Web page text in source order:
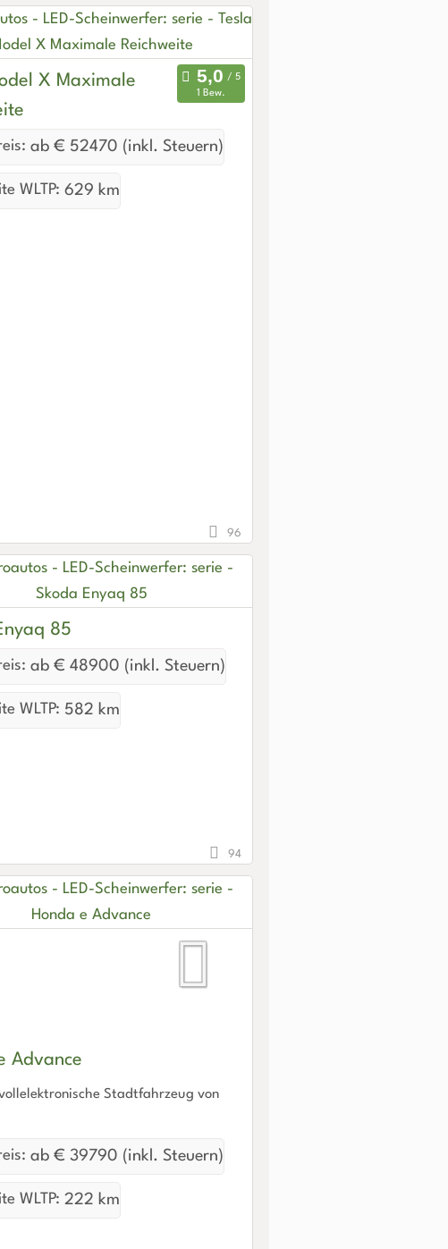
X Maximale
1 Bew.
ab € 52470 (inkl. Steuern)
WLTP: 629 km
96
85
ab € 48900 (inkl. Steuern)
WLTP: 582 km
94
Advance
Stadtfahrzeug von
ab € 39790 (inkl. Steuern)
WLTP: 222 km